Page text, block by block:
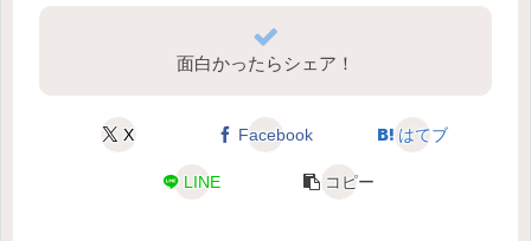
面白かったらシェア！
X Facebook はてブ
LINE コピー